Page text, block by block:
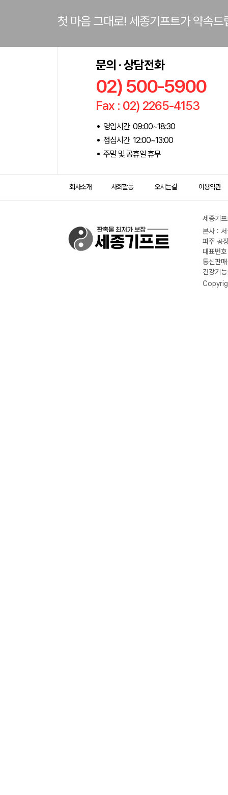
첫 마음 그대로! 세종기프트가 약속드
문의 · 상담전화
02) 500-5900
Fax : 02) 2265-4153
영업시간 09:00~18:30
점심시간 12:00~13:00
주말 및 공휴일 휴무
회사소개 사회활동 오시는길 이용약관
세종기
본사 :
파주 공
대표번
통신판
건강기